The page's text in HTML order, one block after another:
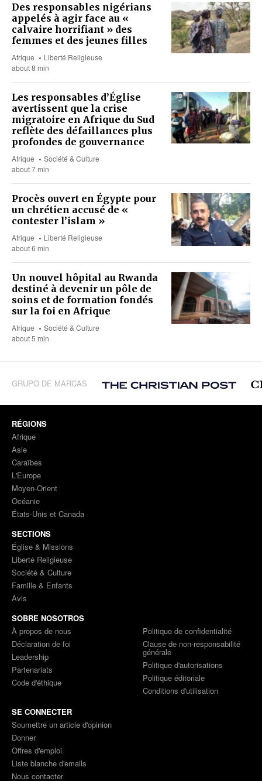
Des responsables nigérians
appelés à agir face au «
calvaire horrifiant » des
femmes et des jeunes filles
Afrique
Liberté Religieuse
about 8 min
Les responsables d’Église
avertissent que la crise
migratoire en Afrique du Sud
reflète des défaillances plus
profondes de gouvernance
Afrique
Société & Culture
about 7 min
Procès ouvert en Égypte pour
un chrétien accusé de «
contester l’islam »
Afrique
Liberté Religieuse
about 6 min
Un nouvel hôpital au Rwanda
destiné à devenir un pôle de
soins et de formation fondés
sur la foi en Afrique
Afrique
Société & Culture
about 5 min
GRUPO DE MARCAS
RÉGIONS
Afrique
Asie
Caraïbes
L'Europe
Moyen-Orient
Océanie
États-Unis et Canada
SECTIONS
Église & Missions
Liberté Religieuse
Société & Culture
Famille & Enfants
Avis
SOBRE NOSOTROS
À propos de nous
Déclaration de foi
Leadership
Partenariats
Code d'éthique
Politique de confidentialité
Clause de non-responsabilité
générale
Politique d'autorisations
Politique éditoriale
Conditions d'utilisation
SE CONNECTER
Soumettre un article d'opinion
Donner
Offres d'emploi
Liste blanche d'emails
Nous contacter